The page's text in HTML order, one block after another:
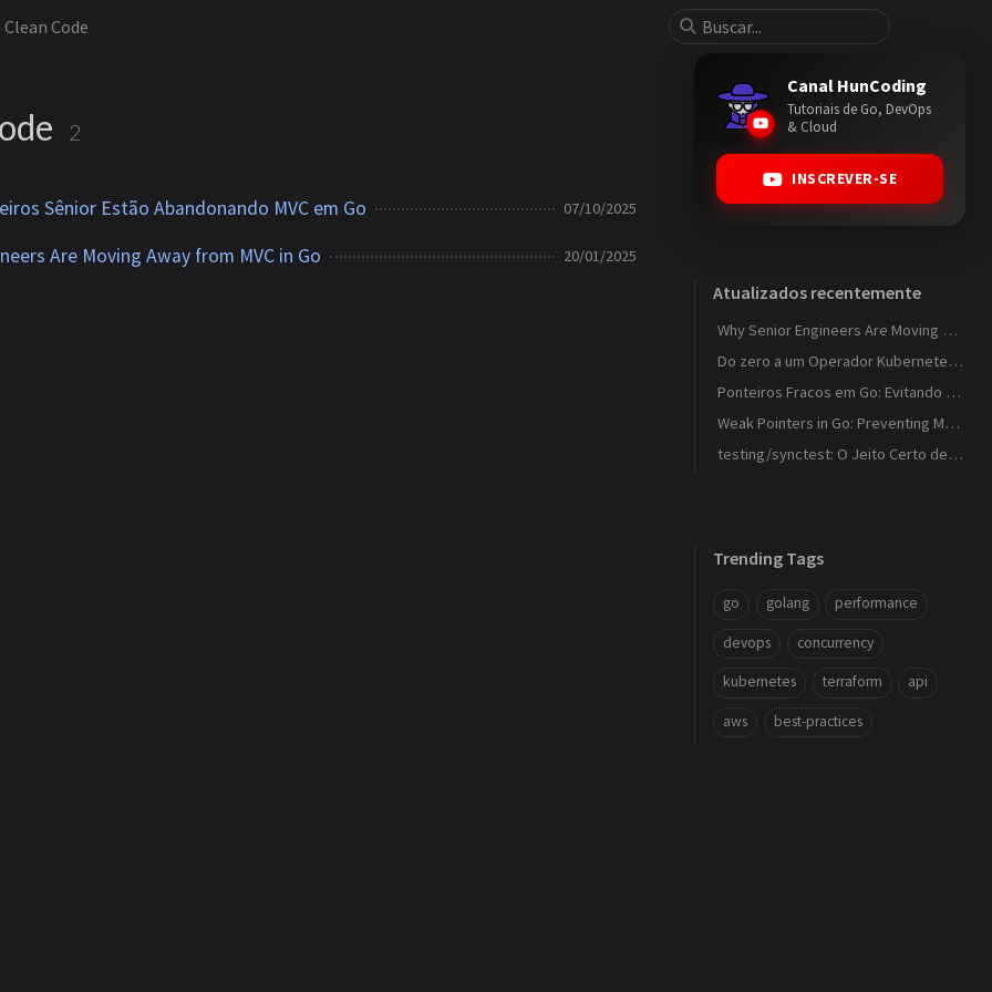
Clean Code
2
Sênior Estão Abandonando MVC em Go 07/10/2025
Are Moving Away from MVC in Go 20/01/2025
Canal HunCoding
Tutoriais de Go, DevOps
& Cloud
INSCREVER-SE
Atualizados recentemente
Why Senior Engineers Are Moving Away from MVC in Go
Do zero a um Operador Kubernetes que observa ConfigMaps
Ponteiros Fracos em Go: Evitando Memory Leaks em Caches com weak.Pointer
Weak Pointers in Go: Preventing Memory Leaks in Caches with weak.Pointer
testing/synctest: O Jeito Certo de Testar Código Concorrente em Go
Trending Tags
go golang performance
devops concurrency
kubernetes terraform api
aws best-practices